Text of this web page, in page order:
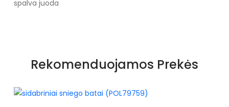
spalva juoda
Rekomenduojamos Prekės